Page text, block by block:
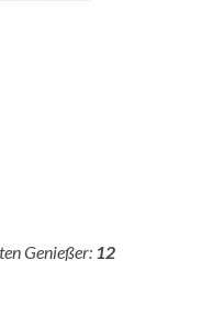
Genießer: 12